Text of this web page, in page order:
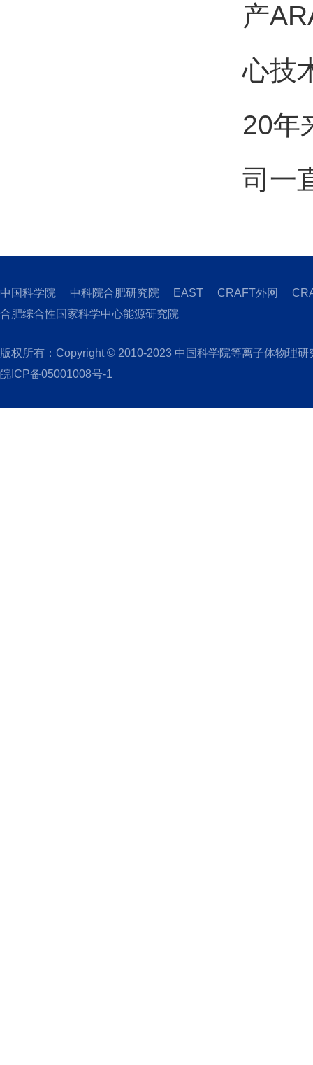
产
心技
20年
司一
中国科学院 中科院合肥研究院 EAST CRAFT外网
合肥综合性国家科学中心能源研究院
版权所有：Copyright © 2010-2023 中国科学院等离子体物理
皖ICP备05001008号-1